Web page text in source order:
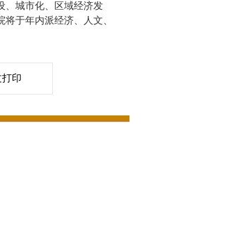
、城市化、区域经济发
于年内派经济、人文、
印